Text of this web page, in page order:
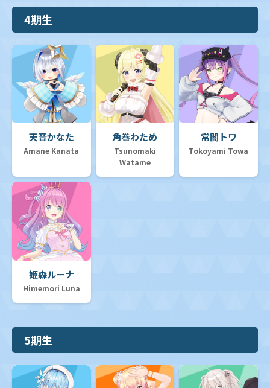
4期生
天音かなた
Amane Kanata
角巻わため
Tsunomaki
Watame
常闇トワ
Tokoyami Towa
姫森ルーナ
Himemori Luna
5期生